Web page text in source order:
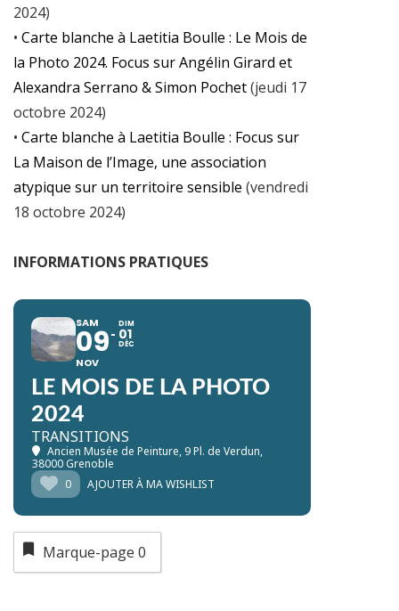
2024)
• Carte blanche à Laetitia Boulle : Le Mois de
la Photo 2024. Focus sur Angélin Girard et
Alexandra Serrano & Simon Pochet(jeudi 17
octobre 2024)
• Carte blanche à Laetitia Boulle : Focus sur
La Maison de l’Image, une association
atypique sur un territoire sensible (vendredi
18 octobre 2024)
INFORMATIONS PRATIQUES
SAM
09
NOV
DIM
01
DÉC
LE MOIS DE LA PHOTO
2024
TRANSITIONS
Ancien Musée de Peinture, 9 Pl. de Verdun,
38000 Grenoble
0
AJOUTER À MA WISHLIST
Marque-page 0